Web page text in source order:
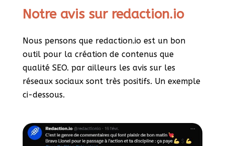
Notre avis sur redaction.io
Nous pensons que redaction.io est un bon
outil pour la création de contenus que
qualité SEO. par ailleurs les avis sur les
réseaux sociaux sont très positifs. Un exemple
ci-dessous.